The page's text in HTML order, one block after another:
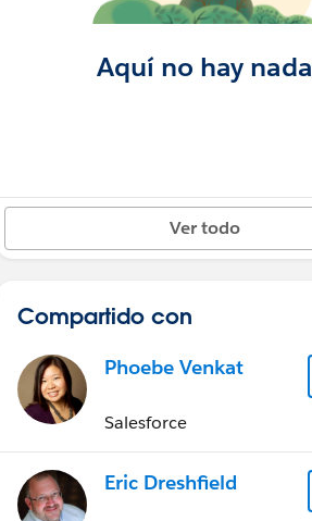
Aquí no hay nada
Ver todo
Compartido con
Phoebe Venkat
Salesforce
Eric Dreshfield